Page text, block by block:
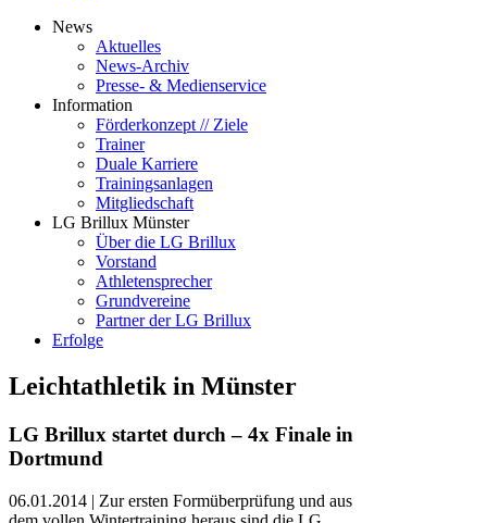
News
Aktuelles
News-Archiv
Presse- & Medienservice
Information
Förderkonzept // Ziele
Trainer
Duale Karriere
Trainingsanlagen
Mitgliedschaft
LG Brillux Münster
Über die LG Brillux
Vorstand
Athletensprecher
Grundvereine
Partner der LG Brillux
Erfolge
Leichtathletik in Münster
LG Brillux startet durch – 4x Finale in
Dortmund
06.01.2014 | Zur ersten Formüberprüfung und aus